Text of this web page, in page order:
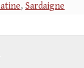
, Sardaigne